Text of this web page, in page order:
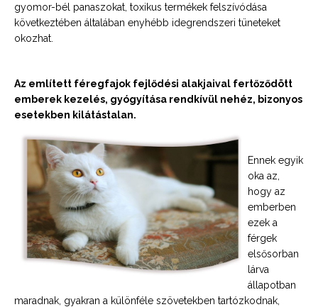
gyomor-bél panaszokat, toxikus termékek felszívódása
következtében általában enyhébb idegrendszeri tüneteket
okozhat.
Az említett féregfajok fejlődési alakjaival fertőződött
emberek kezelés, gyógyítása rendkívül nehéz, bizonyos
esetekben kilátástalan.
Ennek egyik
oka az,
hogy az
emberben
ezek a
férgek
elsősorban
lárva
állapotban
maradnak, gyakran a különféle szövetekben tartózkodnak,